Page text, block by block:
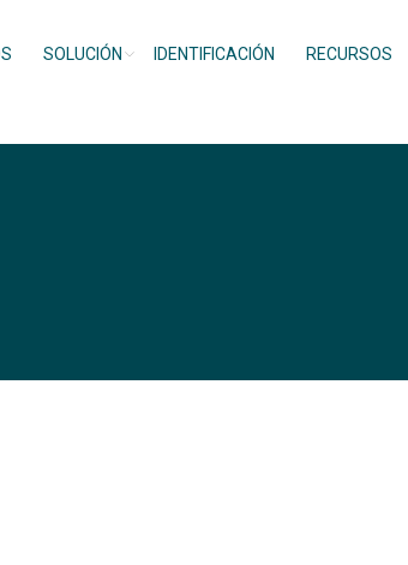
SOLUCIÓN IDENTIFICACIÓN RECURSOS